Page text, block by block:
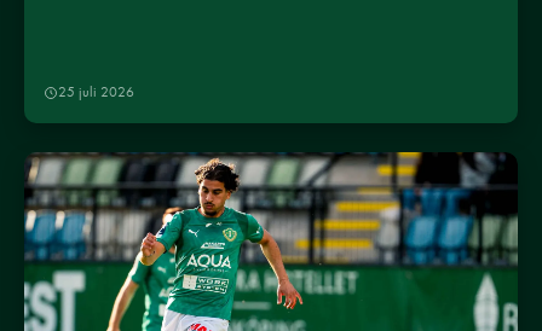
25 juli 2026